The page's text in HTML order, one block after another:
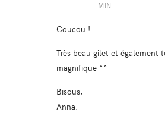
MIN
Coucou !
Très beau gilet et également
magnifique ^^
Bisous,
Anna.